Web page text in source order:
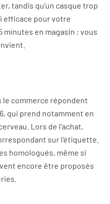
tandis qu’un casque trop
efficace pour votre
minutes en magasin : vous
le commerce répondent
qui prend notamment en
Lors de l’achat,
sur l’étiquette.
homologués, même si
encore être proposés